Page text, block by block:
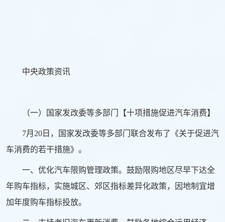
中央政策资讯
（一）国家发改委等多部门【十项措施促进汽车消费】
7月20日，国家发改委等多部门联合发布了《关于促进汽
车消费的若干措施》。
一、优化汽车限购管理政策。鼓励限购地区尽早下达全
年购车指标，实施城区、郊区指标差异化政策，因地制宜增
加年度购车指标投放。